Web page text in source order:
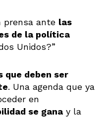
prensa ante las
de la política
Unidos?”
que deben ser
. Una agenda que ya
en
se gana y la